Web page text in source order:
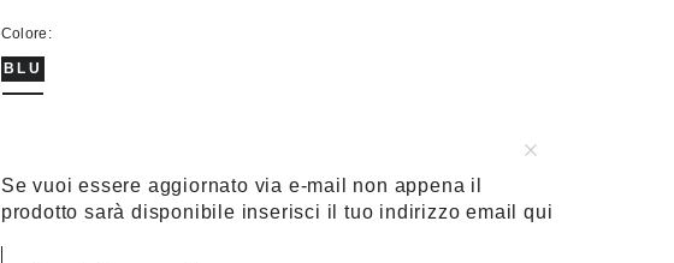
Colore:
BLU
GUIDA TAGLIE
26 27 28 29 30 31 32
Se vuoi essere aggiornato via e-mail non appena il
prodotto sarà disponibile inserisci il tuo indirizzo email qui